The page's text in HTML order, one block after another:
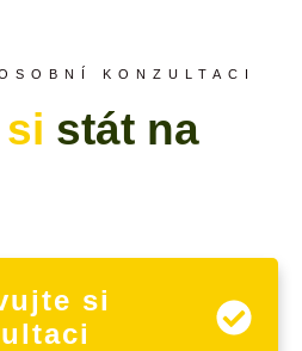
KONZULTACI
stát na
si